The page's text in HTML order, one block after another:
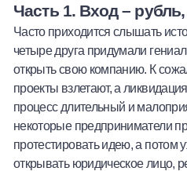
Потребительский
Карта КАКТУС
Продукты для Бизнеса
Часть 1. Вход –
Часто приходится слышать
четыре друга придумали
открыть свою компанию. К
проекты взлетают, а
процесс длительный и
некоторые предприниматели
протестировать идею, а потом
открывать юридическое лицо,